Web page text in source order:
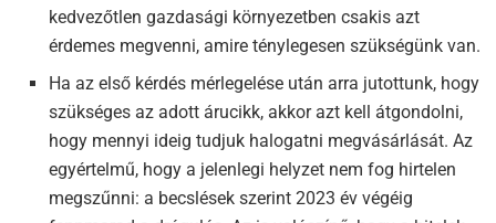
kedvezőtlen gazdasági környezetben csakis azt
érdemes megvenni, amire ténylegesen szükségünk van.
Ha az első kérdés mérlegelése után arra jutottunk, hogy
szükséges az adott árucikk, akkor azt kell átgondolni,
hogy mennyi ideig tudjuk halogatni megvásárlását. Az
egyértelmű, hogy a jelenlegi helyzet nem fog hirtelen
megszűnni: a becslések szerint 2023 év végéig